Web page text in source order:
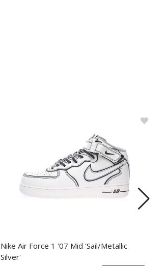
Nike Air Force 1 '07 Mid 'Sail/Metallic
Silver'